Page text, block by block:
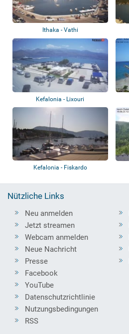
Ithaka - Vathi
Kefalonia - Lixouri
Kefalonia - Fiskardo
Nützliche Links
Neu anmelden
Jetzt streamen
Webcam anmelden
Neue Nachricht
Presse
Facebook
YouTube
Datenschutzrichtlinie
Nutzungsbedingungen
RSS